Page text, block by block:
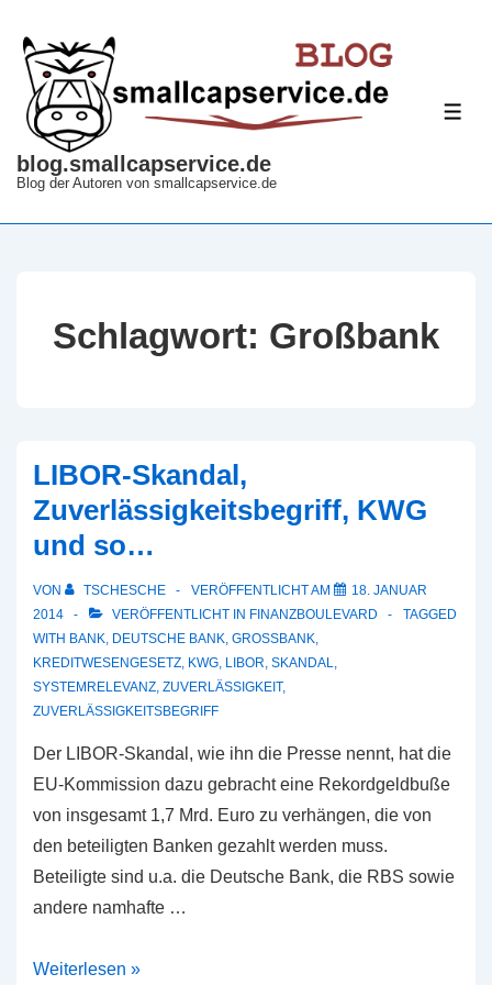
Zum
Inhalt
blog.smallcapservice.de
Blog der Autoren von smallcapservice.de
Schlagwort: Großbank
LIBOR-Skandal,
Zuverlässigkeitsbegriff, KWG
und so…
VON TSCHESCHE VERÖFFENTLICHT AM
18. JANUAR
2014
VERÖFFENTLICHT IN FINANZBOULEVARD
TAGGED
WITH BANK, DEUTSCHE BANK, GROSSBANK
,
KREDITWESENGESETZ, KWG, LIBOR, SKANDAL,
SYSTEMRELEVANZ, ZUVERLÄSSIGKEIT,
ZUVERLÄSSIGKEITSBEGRIFF
Der LIBOR-Skandal, wie ihn die Presse nennt, hat die
EU-Kommission dazu gebracht eine Rekordgeldbuße
von insgesamt 1,7 Mrd. Euro zu verhängen, die von
den beteiligten Banken gezahlt werden muss.
Beteiligte sind u.a. die Deutsche Bank, die RBS sowie
andere namhafte …
LIBOR-
Weiterlesen »